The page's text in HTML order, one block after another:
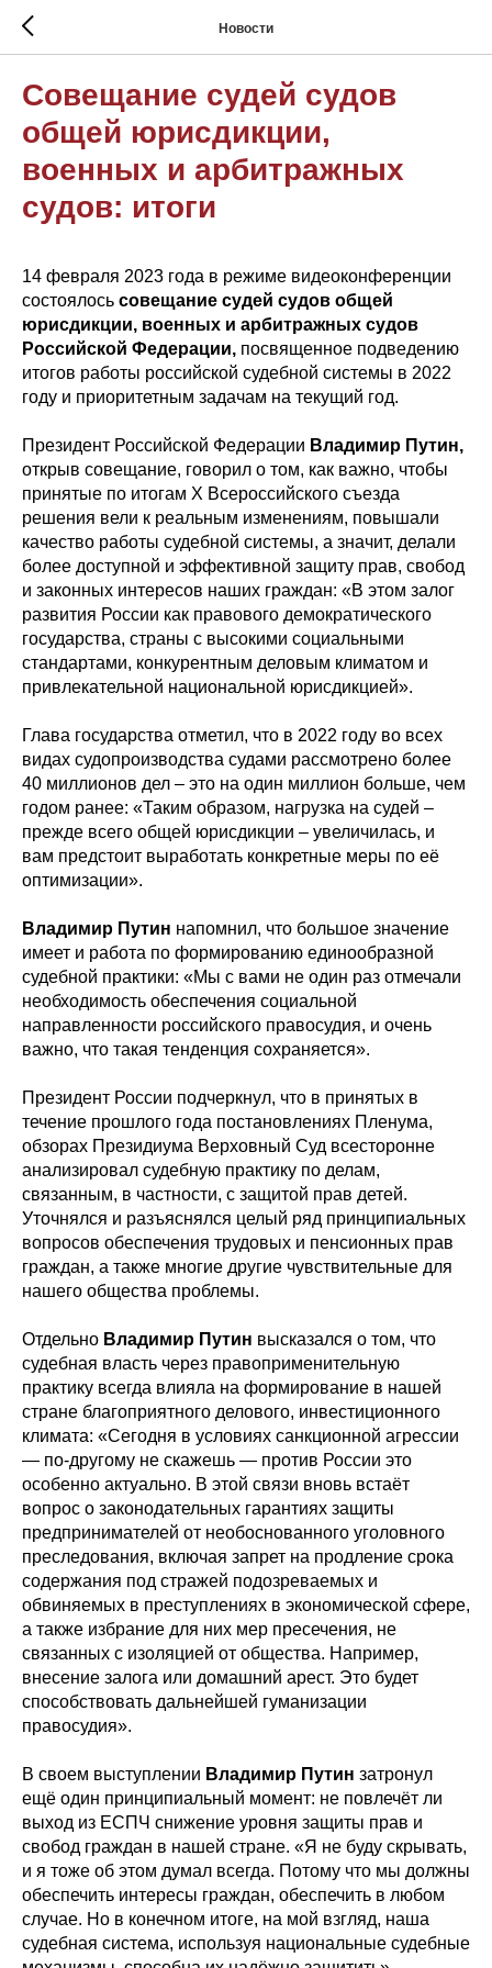
Новости
Совещание судей судов
общей юрисдикции,
военных и арбитражных
судов: итоги
14 февраля 2023 года в режиме видеоконференции
состоялось совещание судей судов общей
юрисдикции, военных и арбитражных судов
Российской Федерации, посвященное подведению
итогов работы российской судебной системы в 2022
году и приоритетным задачам на текущий год.
Президент Российской Федерации Владимир Путин,
открыв совещание, говорил о том, как важно, чтобы
принятые по итогам X Всероссийского съезда
решения вели к реальным изменениям, повышали
качество работы судебной системы, а значит, делали
более доступной и эффективной защиту прав, свобод
и законных интересов наших граждан: «В этом залог
развития России как правового демократического
государства, страны с высокими социальными
стандартами, конкурентным деловым климатом и
привлекательной национальной юрисдикцией».
Глава государства отметил, что в 2022 году во всех
видах судопроизводства судами рассмотрено более
40 миллионов дел – это на один миллион больше, чем
годом ранее: «Таким образом, нагрузка на судей –
прежде всего общей юрисдикции – увеличилась, и
вам предстоит выработать конкретные меры по её
оптимизации».
Владимир Путин напомнил, что большое значение
имеет и работа по формированию единообразной
судебной практики: «Мы с вами не один раз отмечали
необходимость обеспечения социальной
направленности российского правосудия, и очень
важно, что такая тенденция сохраняется».
Президент России подчеркнул, что в принятых в
течение прошлого года постановлениях Пленума,
обзорах Президиума Верховный Суд всесторонне
анализировал судебную практику по делам,
связанным, в частности, с защитой прав детей.
Уточнялся и разъяснялся целый ряд принципиальных
вопросов обеспечения трудовых и пенсионных прав
граждан, а также многие другие чувствительные для
нашего общества проблемы.
Отдельно Владимир Путин высказался о том, что
судебная власть через правоприменительную
практику всегда влияла на формирование в нашей
стране благоприятного делового, инвестиционного
климата: «Сегодня в условиях санкционной агрессии
— по-другому не скажешь — против России это
особенно актуально. В этой связи вновь встаёт
вопрос о законодательных гарантиях защиты
предпринимателей от необоснованного уголовного
преследования, включая запрет на продление срока
содержания под стражей подозреваемых и
обвиняемых в преступлениях в экономической сфере,
а также избрание для них мер пресечения, не
связанных с изоляцией от общества. Например,
внесение залога или домашний арест. Это будет
способствовать дальнейшей гуманизации
правосудия».
В своем выступлении Владимир Путин затронул
ещё один принципиальный момент: не повлечёт ли
выход из ЕСПЧ снижение уровня защиты прав и
свобод граждан в нашей стране. «Я не буду скрывать,
и я тоже об этом думал всегда. Потому что мы должны
обеспечить интересы граждан, обеспечить в любом
случае. Но в конечном итоге, на мой взгляд, наша
судебная система, используя национальные судебные